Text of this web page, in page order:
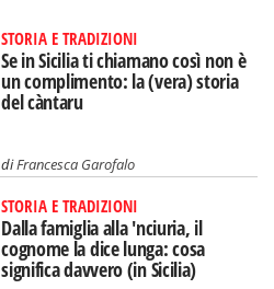
STORIA E TRADIZIONI
Se in Sicilia ti chiamano così non è
un complimento: la (vera) storia
del càntaru
diFrancesca Garofalo
STORIA E TRADIZIONI
Dalla famiglia alla 'nciuria, il
cognome la dice lunga: cosa
significa davvero (in Sicilia)